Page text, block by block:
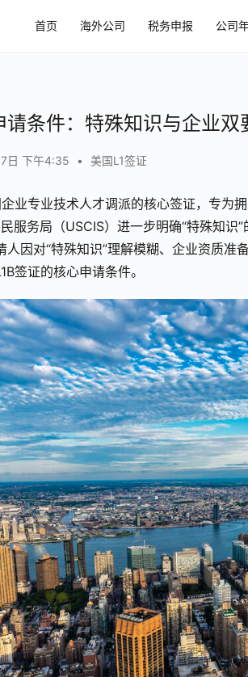
首页 海外公司 税务申报 公司
请条件：特殊知识与企业双
日 下午4:35 • 美国L1签证
业专业技术人才调派的核心签证，专为
服务局（USCIS）进一步明确“特殊知识
人因对“特殊知识”理解模糊、企业资质
签证的核心申请条件。